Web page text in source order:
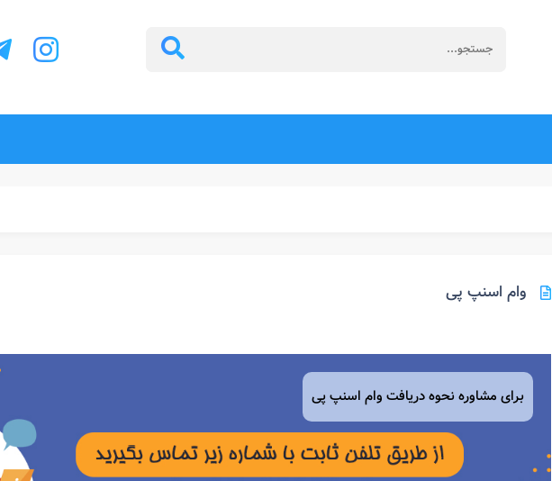
وام اسنپ پی
برای مشاوره نحوه دریافت وام اسنپ پی